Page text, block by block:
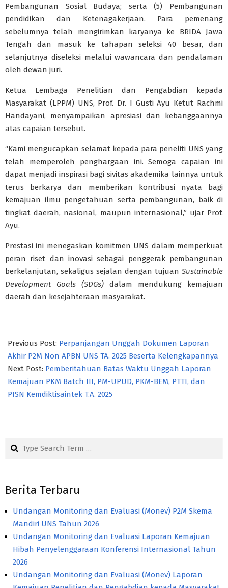
Pembangunan Sosial Budaya; serta (5) Pembangunan
pendidikan dan Ketenagakerjaan. Para pemenang
sebelumnya telah mengirimkan karyanya ke BRIDA Jawa
Tengah dan masuk ke tahapan seleksi 40 besar, dan
selanjutnya diseleksi melalui wawancara dan pendalaman
oleh dewan juri.
Ketua Lembaga Penelitian dan Pengabdian kepada
Masyarakat (LPPM) UNS, Prof. Dr. I Gusti Ayu Ketut Rachmi
Handayani, menyampaikan apresiasi dan kebanggaannya
atas capaian tersebut.
“Kami mengucapkan selamat kepada para peneliti UNS yang
telah memperoleh penghargaan ini. Semoga capaian ini
dapat menjadi inspirasi bagi sivitas akademika lainnya untuk
terus berkarya dan memberikan kontribusi nyata bagi
kemajuan ilmu pengetahuan serta pembangunan, baik di
tingkat daerah, nasional, maupun internasional,” ujar Prof.
Ayu.
Prestasi ini menegaskan komitmen UNS dalam memperkuat
peran riset dan inovasi sebagai penggerak pembangunan
berkelanjutan, sekaligus sejalan dengan tujuan Sustainable
Development Goals (SDGs) dalam mendukung kemajuan
daerah dan kesejahteraan masyarakat.
11-
07
Previous Post: Perpanjangan Unggah Dokumen Laporan
Akhir P2M Non APBN UNS TA. 2025 Beserta Kelengkapannya
Next Post: Pemberitahuan Batas Waktu Unggah Laporan
Kemajuan PKM Batch III, PM-UPUD, PKM-BEM, PTTI, dan
PISN Kemdiktisaintek T.A. 2025
Search
Berita Terbaru
Undangan Monitoring dan Evaluasi (Monev) P2M Skema
Mandiri UNS Tahun 2026
Undangan Monitoring dan Evaluasi Laporan Kemajuan
Hibah Penyelenggaraan Konferensi Internasional Tahun
2026
Undangan Monitoring dan Evaluasi (Monev) Laporan